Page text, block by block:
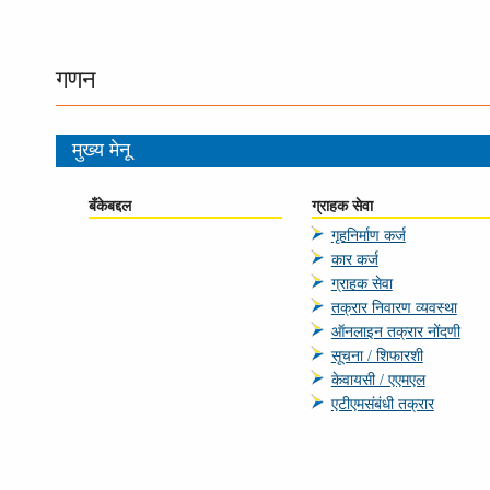
गणन
मुख्य मेनू
बँकेबद्दल
ग्राहक सेवा
गृहनिर्माण कर्ज
कार कर्ज
ग्राहक सेवा
तक्रार निवारण व्‍यवस्‍था
ऑनलाइन तक्रार नोंदणी
सूचना / शिफारशी
केवायसी / एएमएल
एटीएमसंबंधी तक्रार